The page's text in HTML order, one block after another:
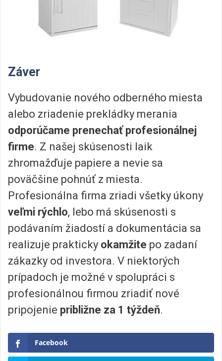
Záver
Vybudovanie nového odberného miesta
alebo zriadenie prekládky merania
odporúčame prenechať profesionálnej
firme. Z našej skúsenosti laik
zhromažďuje papiere a nevie sa
poväčšine pohnúť z miesta.
Profesionálna firma zriadi všetky úkony
veľmi rýchlo, lebo má skúsenosti s
podávaním žiadostí a dokumentácia sa
realizuje prakticky okamžite po zadaní
zákazky od investora. V niektorých
prípadoch je možné v spolupráci s
profesionálnou firmou zriadiť nové
pripojenie približne za 1 týždeň.
Facebook